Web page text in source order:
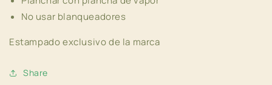
No usar blanqueadores
Estampado exclusivo de la marca
Share